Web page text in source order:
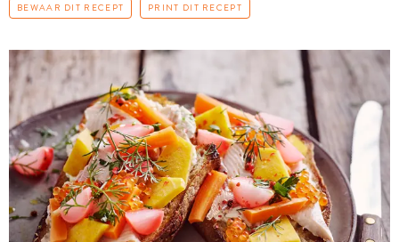
BEWAAR DIT RECEPT PRINT DIT RECEPT